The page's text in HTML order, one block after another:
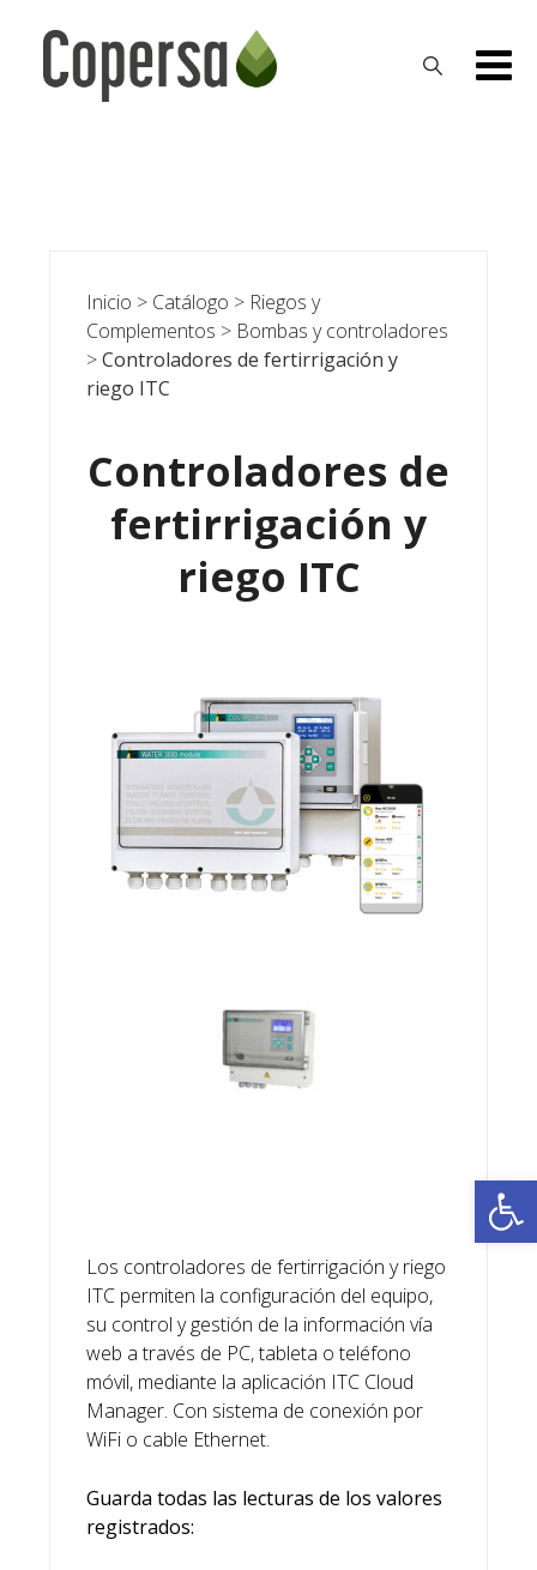
content
Inicio > Catálogo > Riegos y
Complementos > Bombas y controladores
>Controladores de fertirrigación y
riego ITC
Controladores de
fertirrigación y
riego ITC
Los controladores de fertirrigación y riego
ITC permiten la configuración del equipo,
su control y gestión de la información vía
web a través de PC, tableta o teléfono
móvil, mediante la aplicación ITC Cloud
Manager. Con sistema de conexión por
WiFi o cable Ethernet.
Guarda todas las lecturas de los valores
registrados: